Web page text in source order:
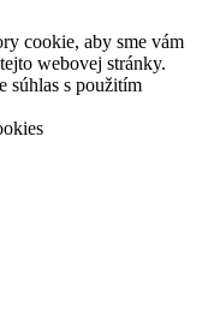
cookie, aby sme vám
webovej stránky.
súhlas s použitím